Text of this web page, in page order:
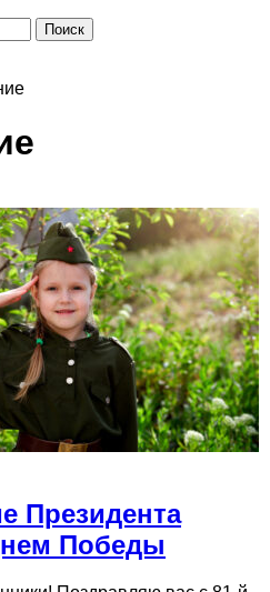
Поиск
Президента
Победы